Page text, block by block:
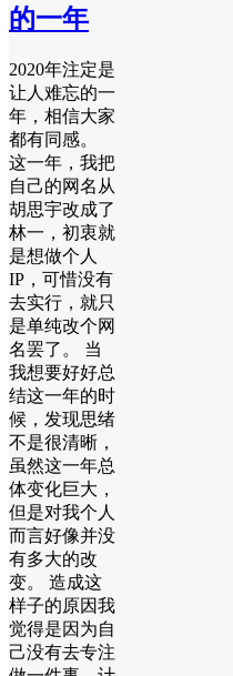
的一年
2020年注定是
让人难忘的一
年，相信大家
都有同感。
这一年，我把
自己的网名从
胡思宇改成了
林一，初衷就
是想做个人
IP，可惜没有
去实行，就只
是单纯改个网
名罢了。 当
我想要好好总
结这一年的时
候，发现思绪
不是很清晰，
虽然这一年总
体变化巨大，
但是对我个人
而言好像并没
有多大的改
变。 造成这
样子的原因我
觉得是因为自
己没有去专注